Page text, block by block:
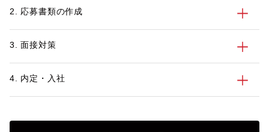
2. 応募書類の作成
3. 面接対策
4. 内定・入社